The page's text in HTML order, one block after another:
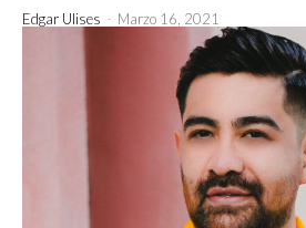
Edgar Ulises - Marzo 16, 2021